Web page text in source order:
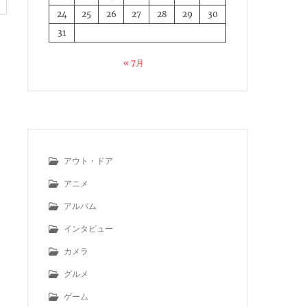
24
25 26 27 28 29
30
31
« 7月
アウト・ドア
アニメ
アルバム
インタビュー
カメラ
グルメ
ゲーム